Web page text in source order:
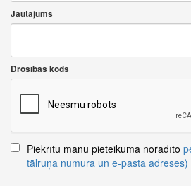
Jautājums
Drošības kods
Piekrītu manu pieteikumā norādīto
tālruņa numura un e-pasta